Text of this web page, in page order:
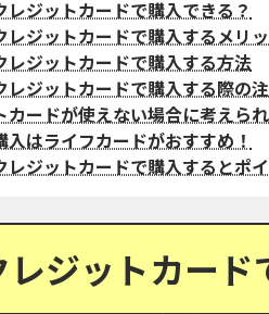
レジットカードで購入できる？
レジットカードで購入するメリ
レジットカードで購入する方法
レジットカードで購入する際の
カードが使えない場合に考えら
入はライフカードがおすすめ！
レジットカードで購入するとポ
ジットカード